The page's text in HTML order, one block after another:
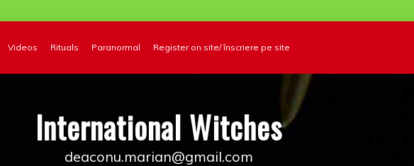
Videos Rituals Paranormal
Register on site/ înscriere pe site
International Witches
deaconu.marian@gmail.com